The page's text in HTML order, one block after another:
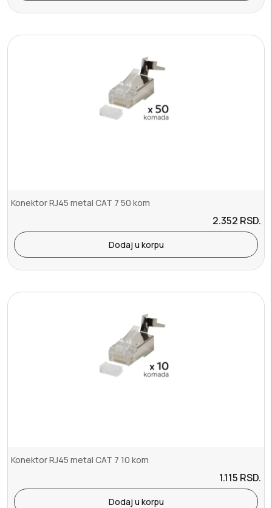
Konektor RJ45 metal CAT 7 50 kom
2.352 RSD.
Dodaj u korpu
Konektor RJ45 metal CAT 7 10 kom
1.115 RSD.
Dodaj u korpu